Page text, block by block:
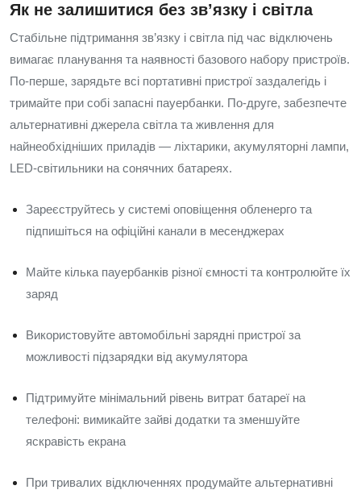
Як не залишитися без зв’язку і світла
Стабільне підтримання зв’язку і світла під час відключень
вимагає планування та наявності базового набору пристроїв.
По-перше, зарядьте всі портативні пристрої заздалегідь і
тримайте при собі запасні пауербанки. По-друге, забезпечте
альтернативні джерела світла та живлення для
найнеобхідніших приладів — ліхтарики, акумуляторні лампи,
LED-світильники на сонячних батареях.
Зареєструйтесь у системі оповіщення обленерго та
підпишіться на офіційні канали в месенджерах
Майте кілька пауербанків різної ємності та контролюйте їх
заряд
Використовуйте автомобільні зарядні пристрої за
можливості підзарядки від акумулятора
Підтримуйте мінімальний рівень витрат батареї на
телефоні: вимикайте зайві додатки та зменшуйте
яскравість екрана
При тривалих відключеннях продумайте альтернативні